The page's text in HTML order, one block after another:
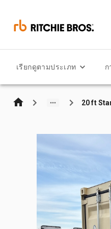
เรียกดูตามประเภท ก
20 ft